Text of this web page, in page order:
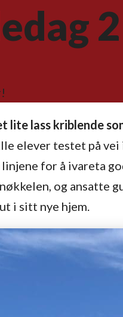
lite lass kriblende
elever testet på
for å ivareta
og ansatte
i sitt nye hjem.